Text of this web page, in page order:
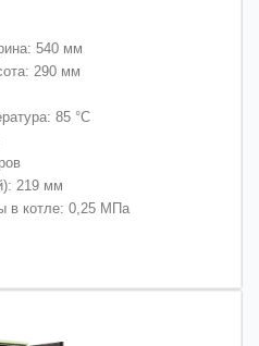
540 мм
290 мм
85 °C
219 мм
в котле: 0,25 МПа